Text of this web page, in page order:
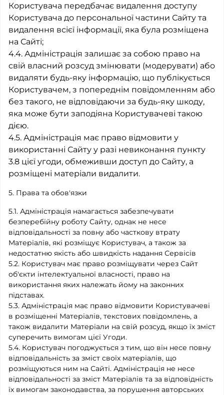
Користувача передбачає видалення доступу
Користувача до персональної частини Сайту та
видалення всієї інформації, яка була розміщена
на Сайті;
4.4. Адміністрація залишає за собою право на
свій власний розсуд змінювати (модерувати) або
видаляти будь-яку інформацію, що публікується
Користувачем, з попереднім повідомленням або
без такого, не відповідаючи за будь-яку шкоду,
яка може бути заподіяна Користувачеві такою
дією.
4.5. Адміністрація має право відмовити у
використанні Сайту у разі невиконання пункту
3.8 цієї угоди, обмеживши доступ до Сайту, а
розміщені матеріали видалити.
5. Права та обов'язки
5.1. Адміністрація намагається забезпечувати
безперебійну роботу Сайту, однак не несе
відповідальності за повну або часткову втрату
Матеріалів, які розміщує Користувач, а також за
недостатню якість або швидкість надання Сервісів
5.2. Користувач має право розміщувати через Сайт
об'єкти інтелектуальної власності, право на
використання яких належать йому на законних
підставах.
5.3. Адміністрація має право відмовити Користувачеві
в розміщенні Матеріалів, текстових повідомлень, а
також видалити Матеріали на свій розсуд, якщо їх зміст
суперечить вимогам цієї Угоди.
5.4. Користувач погоджується з тим, що він несе повну
відповідальність за зміст своїх матеріалів, що
розміщуються ним на Сайті. Адміністрація не несе
відповідальності за зміст Матеріалів та за відповідність
їх вимогам законодавства, за порушення авторських